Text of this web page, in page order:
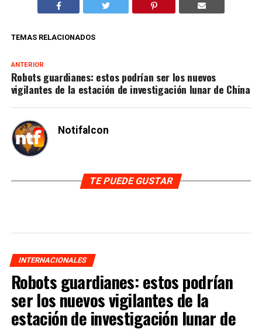
TEMAS RELACIONADOS
ANTERIOR
Robots guardianes: estos podrían ser los nuevos
vigilantes de la estación de investigación lunar de China
Notifalcon
TE PUEDE GUSTAR
INTERNACIONALES
Robots guardianes: estos podrían
ser los nuevos vigilantes de la
estación de investigación lunar de